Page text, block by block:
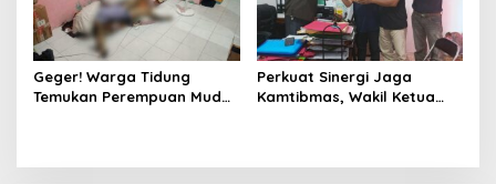
Geger! Warga Tidung
Temukan Perempuan Muda
Perkuat Sinergi Jaga
Kamtibmas, Wakil Ketua